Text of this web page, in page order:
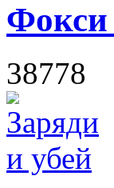
Фокси
38778